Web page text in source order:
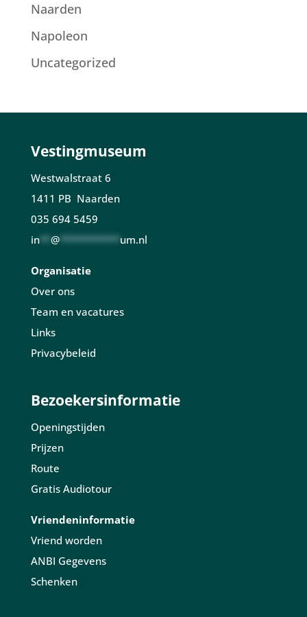
Naarden
Napoleon
Uncategorized
Vestingmuseum
Westwalstraat 6
1411 PB Naarden
035 694 5459
in** @*********** um.nl
Organisatie
Over ons
Team en vacatures
Links
Privacybeleid
Bezoekersinformatie
Openingstijden
Prijzen
Route
Gratis Audiotour
Vriendeninformatie
Vriend worden
ANBI Gegevens
Schenken